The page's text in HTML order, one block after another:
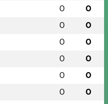
0 0
0 0
0 0
0 0
0 0
0 0